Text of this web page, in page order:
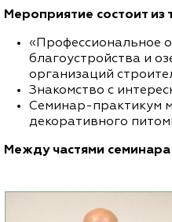
Мероприятие состоит из
«Профессиональное
благоустройства и
организаций
Знакомство с
Семинар-практикум
декоративного
Между частями